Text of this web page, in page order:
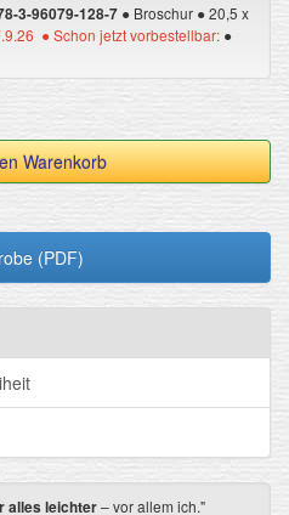
3-96079-128-7 ● Broschur ● 20,5 x
● Schon jetzt vorbestellbar: ●
Warenkorb
(PDF)
alles leichter– vor allem ich."